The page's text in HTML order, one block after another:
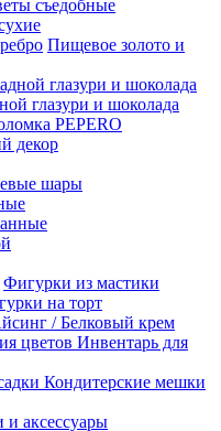
съедобные
Пищевое золото и
глазури и шоколада
PEPERO
декор
шары
Фигурки из мастики
на торт
/ Белковый крем
Инвентарь для
Кондитерские мешки